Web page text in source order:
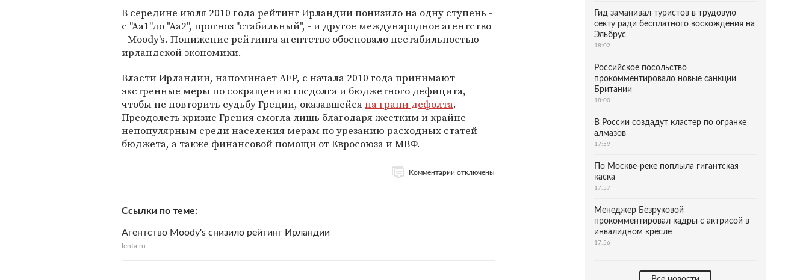
В середине июля 2010 года рейтинг Ирландии понизило на одну ступень -
с "Аа1"до "Аа2", прогноз "стабильный", - и другое международное агентство
- Moody's. Понижение рейтинга агентство обосновало нестабильностью
ирландской экономики.
Власти Ирландии, напоминает AFP, с начала 2010 года принимают
экстренные меры по сокращению госдолга и бюджетного дефицита,
чтобы не повторить судьбу Греции, оказавшейсяна грани дефолта.
Преодолеть кризис Греция смогла лишь благодаря жестким и крайне
непопулярным среди населения мерам по урезанию расходных статей
бюджета, а также финансовой помощи от Евросоюза и МВФ.
Комментарии отключены
Ссылки по теме
Агентство Moody's снизило рейтинг Ирландии
lenta.ru
Гид заманивал туристов в трудовую
секту ради бесплатного восхождения на
Эльбрус
18:02
Российское посольство
прокомментировало новые санкции
Британии
18:00
В России создадут кластер по огранке
алмазов
17:59
По Москве-реке поплыла гигантская
каска
17:57
Менеджер Безруковой
прокомментировал кадры с актрисой в
инвалидном кресле
17:56